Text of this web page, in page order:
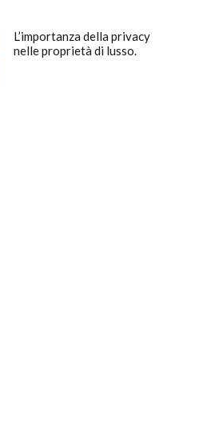
L’importanza della privacy
nelle proprietà di lusso.